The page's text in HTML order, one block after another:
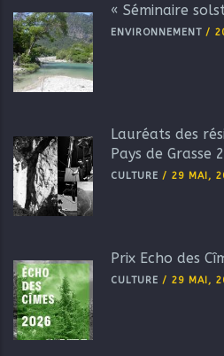
« Séminaire
ENVIRONNEMENT /
Lauréats des
Pays de Grasse
CULTURE / 29 MAI,
Prix Echo des
CULTURE / 29 MAI,